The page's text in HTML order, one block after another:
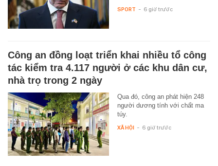
SPORT - 6 giờ trước
Công an đồng loạt triển khai nhiều tổ công
tác kiểm tra 4.117 người ở các khu dân cư,
nhà trọ trong 2 ngày
Qua đó, công an phát hiện 248
người dương tính với chất ma
túy.
XÃ HỘI - 6 giờ trước